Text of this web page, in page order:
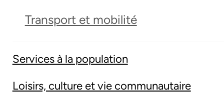
Transport et mobilité
Services à la population
Loisirs, culture et vie communautaire